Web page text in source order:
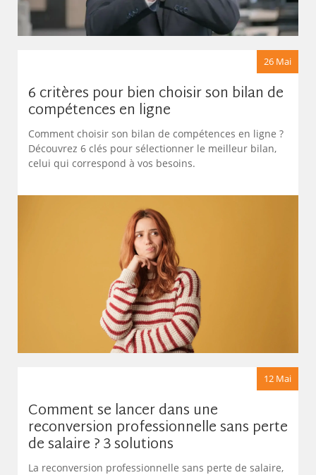
26 Mai
6 critères pour bien choisir son bilan de
compétences en ligne
Comment choisir son bilan de compétences en ligne ?
Découvrez 6 clés pour sélectionner le meilleur bilan,
celui qui correspond à vos besoins.
12 Mai
Comment se lancer dans une
reconversion professionnelle sans perte
de salaire ? 3 solutions
La reconversion professionnelle sans perte de salaire,